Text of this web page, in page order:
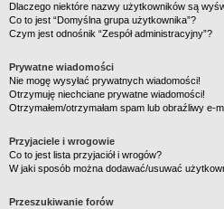
Dlaczego niektóre nazwy użytkowników są
Co to jest “Domyślna grupa użytkownika”?
Czym jest odnośnik “Zespół administracyjny”?
Prywatne wiadomości
Nie mogę wysyłać prywatnych wiadomości!
Otrzymuję niechciane prywatne wiadomości!
Otrzymałem/otrzymałam spam lub obraźliwy e-
Przyjaciele i wrogowie
Co to jest lista przyjaciół i wrogów?
W jaki sposób można dodawać/usuwać
Przeszukiwanie forów